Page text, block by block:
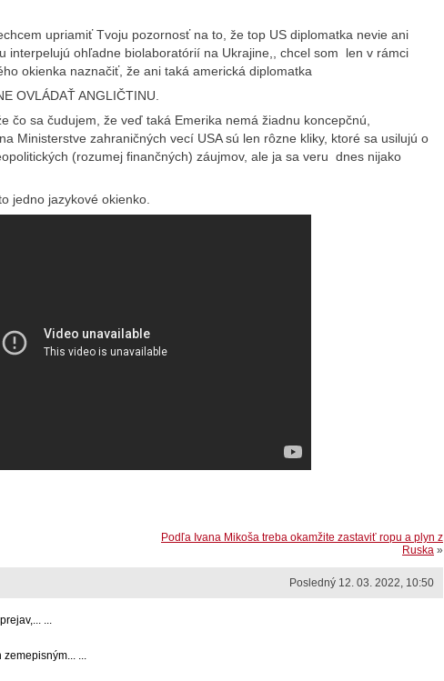
upriamiť Tvoju pozornosť na to, že top US diplomatka nevie ani
interpelujú ohľadne biolaboratórií na Ukrajine,, chcel som len v rámci
okienka naznačiť, že ani taká americká diplomatka
OVLÁDAŤ ANGLIČTINU.
čo sa čudujem, že veď taká Emerika nemá žiadnu koncepčnú,
Ministerstve zahraničných vecí USA sú len rôzne kliky, ktoré sa usilujú o
(rozumej finančných) záujmov, ale ja sa veru dnes nijako
jedno jazykové okienko.
Podľa Ivana Mikoša treba okamžite zastaviť ropu a plyn z
Ruska »
Posledný 12. 03. 2022, 10:50
...
zemepisným... ...